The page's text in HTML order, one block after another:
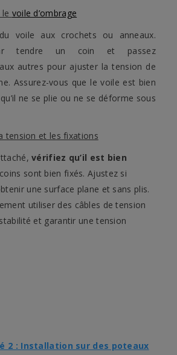
voile d’ombrage
voile aux crochets ou anneaux.
tendre un coin et passez
autres pour ajuster la tension de
Assurez-vous que le voile est bien
ne se plie ou ne se déforme sous
tension et les fixations
vérifiez qu’il est bien
sont bien fixés. Ajustez si
une surface plane et sans plis.
utiliser des câbles de tension
et garantir une tension
2 : Installation sur des poteaux